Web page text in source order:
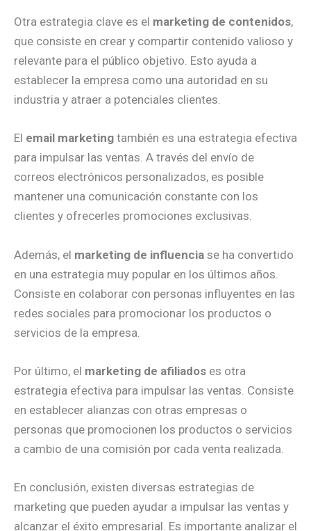
Otra estrategia clave es el marketing de contenidos,
que consiste en crear y compartir contenido valioso y
relevante para el público objetivo. Esto ayuda a
establecer la empresa como una autoridad en su
industria y atraer a potenciales clientes.
El email marketing también es una estrategia efectiva
para impulsar las ventas. A través del envío de
correos electrónicos personalizados, es posible
mantener una comunicación constante con los
clientes y ofrecerles promociones exclusivas.
Además, el marketing de influencia se ha convertido
en una estrategia muy popular en los últimos años.
Consiste en colaborar con personas influyentes en las
redes sociales para promocionar los productos o
servicios de la empresa.
Por último, el marketing de afiliados es otra
estrategia efectiva para impulsar las ventas. Consiste
en establecer alianzas con otras empresas o
personas que promocionen los productos o servicios
a cambio de una comisión por cada venta realizada.
En conclusión, existen diversas estrategias de
marketing que pueden ayudar a impulsar las ventas y
alcanzar el éxito empresarial. Es importante analizar el